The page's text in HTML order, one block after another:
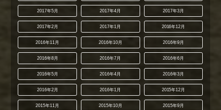
2017年5月 2017年4月 2017年3月
2017年2月 2017年1月 2016年12月
2016年11月 2016年10月 2016年9月
2016年8月 2016年7月 2016年6月
2016年5月 2016年4月 2016年3月
2016年2月 2016年1月 2015年12月
2015年11月 2015年10月 2015年9月